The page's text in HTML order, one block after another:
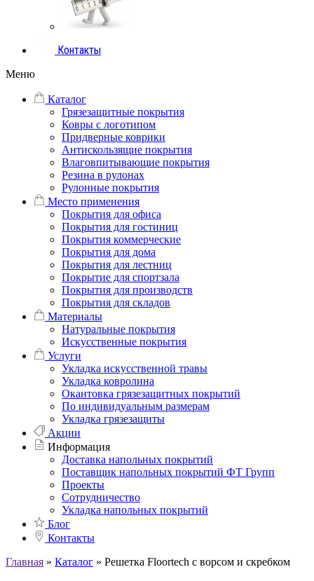
Контакты
Меню
Каталог
Грязезащитные покрытия
Ковры с логотипом
Придверные коврики
Антискользящие покрытия
Влаговпитывающие покрытия
Резина в рулонах
Рулонные покрытия
Место применения
Покрытия для офиса
Покрытия для гостиниц
Покрытия коммерческие
Покрытия для дома
Покрытия для лестниц
Покрытие для спортзала
Покрытия для производств
Покрытия для складов
Материалы
Натуральные покрытия
Искусственные покрытия
Услуги
Укладка искусственной травы
Укладка ковролина
Окантовка грязезащитных покрытий
По индивидуальным размерам
Укладка грязезащиты
Акции
Информация
Доставка напольных покрытий
Поставщик напольных покрытий ФТ Групп
Проекты
Сотрудничество
Укладка напольных покрытий
Блог
Контакты
Главная » Каталог » Решетка Floortech с ворсом и скребком